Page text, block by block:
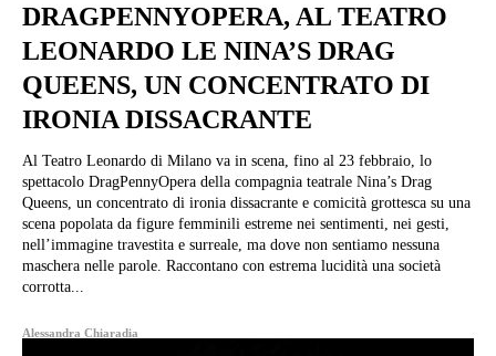
DRAGPENNYOPERA, AL TEATRO
LEONARDO LE NINA’S DRAG
QUEENS, UN CONCENTRATO DI
IRONIA DISSACRANTE
Al Teatro Leonardo di Milano va in scena, fino al 23 febbraio, lo
spettacolo DragPennyOpera della compagnia teatrale Nina’s Drag
Queens, un concentrato di ironia dissacrante e comicità grottesca su una
scena popolata da figure femminili estreme nei sentimenti, nei gesti,
nell’immagine travestita e surreale, ma dove non sentiamo nessuna
maschera nelle parole. Raccontano con estrema lucidità una società
corrotta...
Alessandra Chiaradia